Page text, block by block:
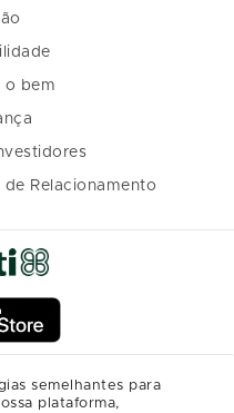
o bem
de Relacionamento
semelhantes para
plataforma,